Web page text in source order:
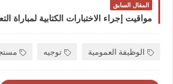
المقال السابق
مواقيت إجراء الاختبارات الكتابية لمباراة التعليم
الوظيفة العمومية توجيه